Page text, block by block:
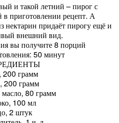
и такой летний – пирог с
приготовлении рецепт. А
нектарин придаёт пирогу ещё и
внешний вид.
вы получите 8 порций
50 минут
200 грамм
200 грамм
масло, 80 грамм
100 мл
2 штук